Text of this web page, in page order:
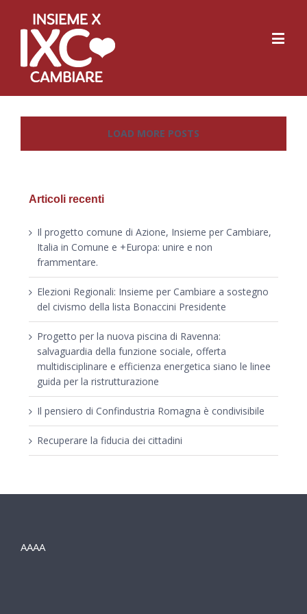
LOAD MORE POSTS
Articoli recenti
Il progetto comune di Azione, Insieme per Cambiare,
Italia in Comune e +Europa: unire e non
frammentare.
Elezioni Regionali: Insieme per Cambiare a sostegno
del civismo della lista Bonaccini Presidente
Progetto per la nuova piscina di Ravenna:
salvaguardia della funzione sociale, offerta
multidisciplinare e efficienza energetica siano le linee
guida per la ristrutturazione
Il pensiero di Confindustria Romagna è condivisibile
Recuperare la fiducia dei cittadini
AAAA